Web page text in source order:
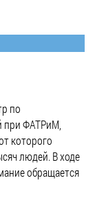
по
при ФАТРиМ,
которого
людей. В ходе
обращается